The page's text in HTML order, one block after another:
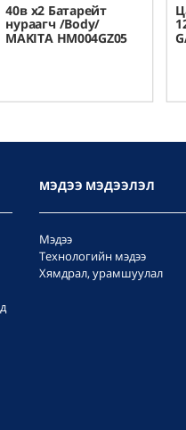
40в х2 Батарейт
нураагч /Body/
MAKITA HM004GZ05
МЭДЭЭ МЭДЭЭЛЭЛ
Мэдээ
Технологийн мэдээ
Хямдрал, урамшуулал